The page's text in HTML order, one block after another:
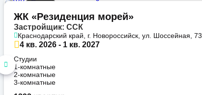
ЖК «Резиденция морей»
Застройщик: ССК
Краснодарский край, г. Новороссийск, ул. Шоссейная, 73
4 кв. 2026 - 1 кв. 2027
Студии
1-комнатные
2-комнатные
3-комнатные